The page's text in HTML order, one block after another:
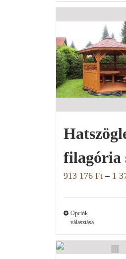
filagória
913 176 Ft– 1
Opciók
választása